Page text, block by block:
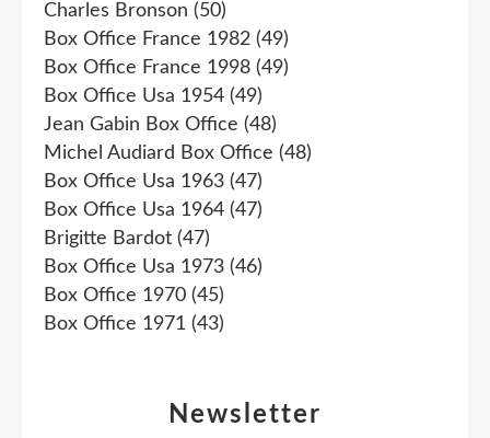
Newsletter
Charles Bronson (50)
Box Office France 1982 (49)
Box Office France 1998 (49)
Box Office Usa 1954 (49)
Jean Gabin Box Office (48)
Michel Audiard Box Office (48)
Box Office Usa 1963 (47)
Box Office Usa 1964 (47)
Brigitte Bardot (47)
Box Office Usa 1973 (46)
Box Office 1970 (45)
Box Office 1971 (43)